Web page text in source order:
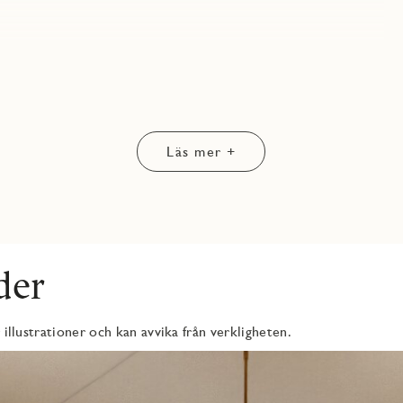
bänkskiva med matchande bakkantslist. En LED-list med
Väggskåpen är handtagslösa för ett stilrent intryck,
smakfullt sätt. Köket är utrustat med induktionshäll, ugn och
Läs mer +
och kan avvika från verkligheten.